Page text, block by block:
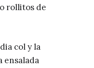
rollitos de
col y la
ensalada